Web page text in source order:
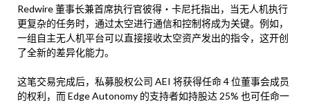
Redwire 董事长兼首席执行官彼得・卡尼托指出，当无人机执行
更复杂的任务时，通过太空进行通信和控制将成为关键。例如，
一组自主无人机平台可以直接接收太空资产发出的指令，这开创
了全新的差异化能力。
这笔交易完成后，私募股权公司 AEI 将获得任命 4 位董事会成员
的权利，而 Edge Autonomy 的支持者如持股达 25% 也可任命一